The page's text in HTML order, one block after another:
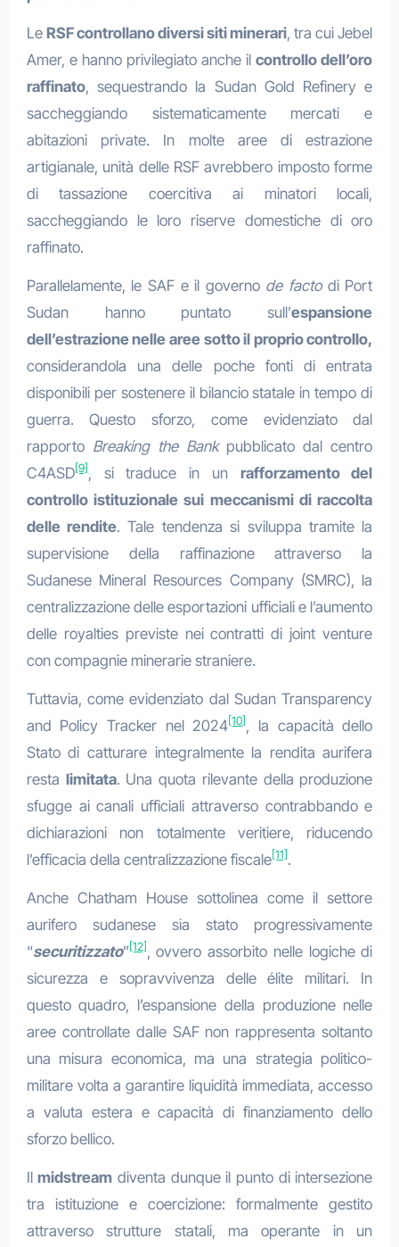
Le RSF controllano diversi siti minerari, tra cui Jebel
Amer, e hanno privilegiato anche ilcontrollo dell’oro
raffinato, sequestrando la Sudan Gold Refinery e
saccheggiando sistematicamente mercati e
abitazioni private. In molte aree di estrazione
artigianale, unità delle RSF avrebbero imposto forme
di tassazione coercitiva ai minatori locali,
saccheggiando le loro riserve domestiche di oro
raffinato.
Parallelamente, le SAF e il governo de facto di Port
Sudan hanno puntato sull’espansione
dell’estrazione nelle aree sotto il proprio controllo,
considerandola una delle poche fonti di entrata
disponibili per sostenere il bilancio statale in tempo di
guerra. Questo sforzo, come evidenziato dal
rapporto Breaking the Bankpubblicato dal centro
C4ASD[9] , si traduce in un rafforzamento del
controllo istituzionale sui meccanismi di raccolta
delle rendite. Tale tendenza si sviluppa tramite la
supervisione della raffinazione attraverso la
Sudanese Mineral Resources Company (SMRC), la
centralizzazione delle esportazioni ufficiali e l’aumento
delle royalties previste nei contratti di joint venture
con compagnie minerarie straniere.
Tuttavia, come evidenziato dal Sudan Transparency
and Policy Tracker nel 2024[10], la capacità dello
Stato di catturare integralmente la rendita aurifera
resta limitata. Una quota rilevante della produzione
sfugge ai canali ufficiali attraverso contrabbando e
dichiarazioni non totalmente veritiere, riducendo
l’efficacia della centralizzazione fiscale[11] .
Anche Chatham House sottolinea come il settore
aurifero sudanese sia stato progressivamente
“securitizzato”[12] , ovvero assorbito nelle logiche di
sicurezza e sopravvivenza delle élite militari. In
questo quadro, l’espansione della produzione nelle
aree controllate dalle SAF non rappresenta soltanto
una misura economica, ma una strategia politico-
militare volta a garantire liquidità immediata, accesso
a valuta estera e capacità di finanziamento dello
sforzo bellico.
Ilmidstream diventa dunque il punto di intersezione
tra istituzione e coercizione: formalmente gestito
attraverso strutture statali, ma operante in un